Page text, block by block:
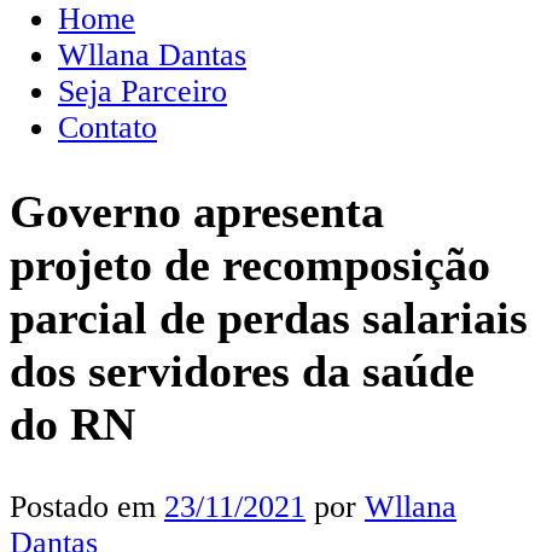
Home
Wllana Dantas
Seja Parceiro
Contato
Governo apresenta
projeto de recomposição
parcial de perdas salariais
dos servidores da saúde
do RN
Postado em 23/11/2021 por Wllana
Dantas